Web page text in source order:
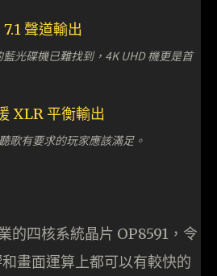
藍光碟機已難找到，4K UHD 機更是首
歌有要求的玩家應該滿足。
的四核系統晶片 OP8591，令
畫面運算上都可以有較快的